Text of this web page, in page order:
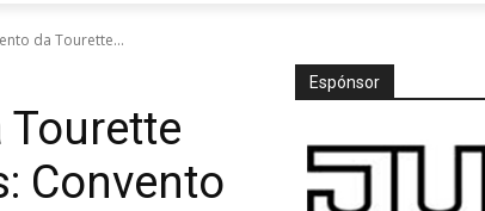
da Tourette...
Convento
Espónsor